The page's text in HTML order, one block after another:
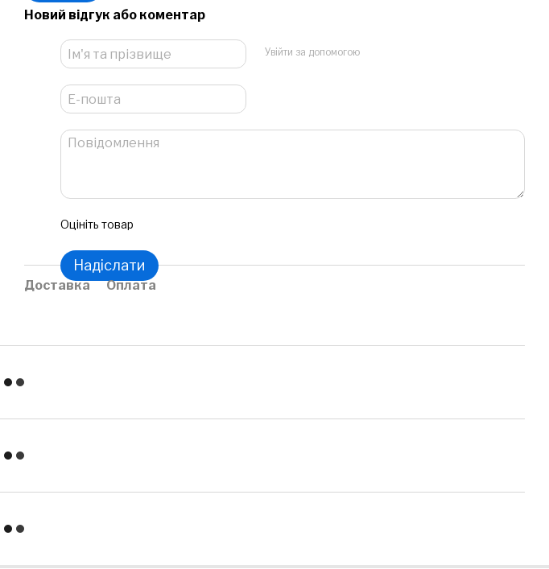
Новий відгук або коментар
Увійти за допомогою
Оцініть товар
Надіслати
Доставка Оплата